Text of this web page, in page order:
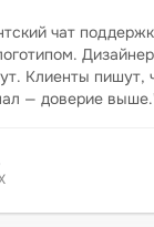
чат
Клиенты пишут,
— доверие выше.